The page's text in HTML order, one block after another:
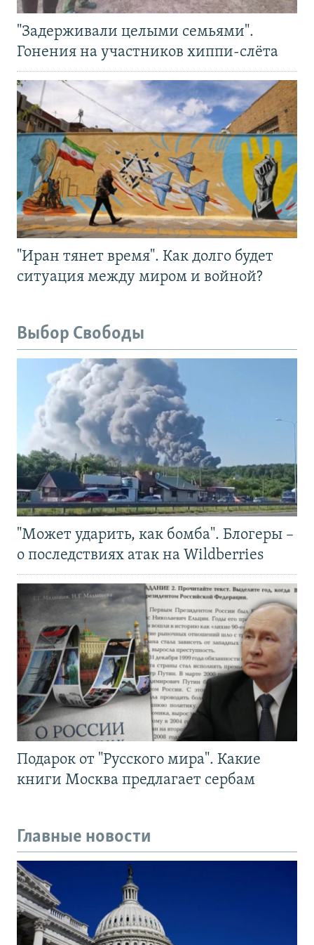
"Задерживали целыми семьями".
Гонения на участников хиппи-слёта
"Иран тянет время". Как долго будет
ситуация между миром и войной?
Выбор Свободы
"Может ударить, как бомба". Блогеры –
о последствиях атак на Wildberries
Подарок от "Русского мира". Какие
книги Москва предлагает сербам
Главные новости